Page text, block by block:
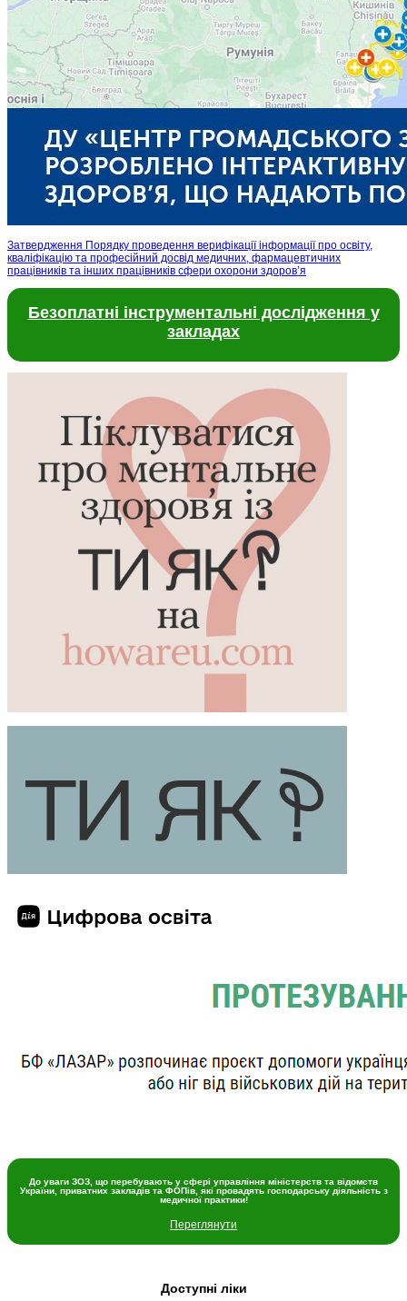
Затвердження Порядку проведення верифікації інформації про освіту,
кваліфікацію та професійний досвід медичних, фармацевтичних
працівників та інших працівників сфери охорони здоров’я
Безоплатні інструментальні дослідження у
закладах
До уваги ЗОЗ, що перебувають у сфері управління міністерств та відомств
України, приватних закладів та ФОПів, які провадять господарську діяльність з
медичної практики!
Переглянути
Доступні ліки